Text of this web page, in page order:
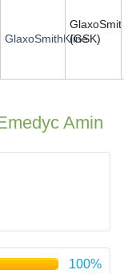
GlaxoSmithKline
(GSK)
Amin
100%